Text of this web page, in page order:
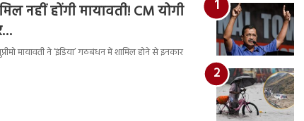
नहीं होंगी मायावती! CM योगी
मायावती ने ‘इंडिया’ गठबंधन में शामिल होने से इनकार